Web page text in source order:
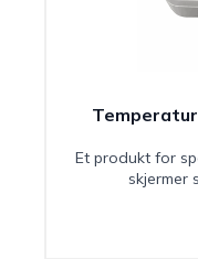
Et produkt for
skjermer